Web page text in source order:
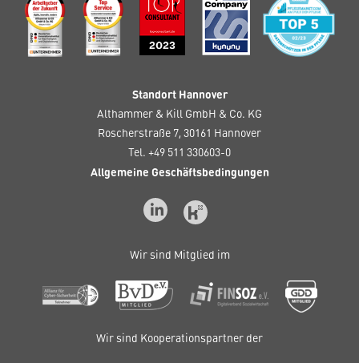
Standort Hannover
Althammer & Kill GmbH & Co. KG
Roscherstraße 7, 30161 Hannover
Tel. +49 511 330603-0
Allgemeine Geschäftsbedingungen
Wir sind Mitglied im
Wir sind Kooperationspartner der